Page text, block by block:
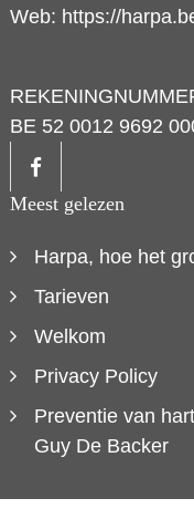
Web: https://
BE 52 0012 9692
Meest gelezen
Harpa, hoe het
Tarieven
Welkom
Privacy Policy
Preventie van
Guy De Backer